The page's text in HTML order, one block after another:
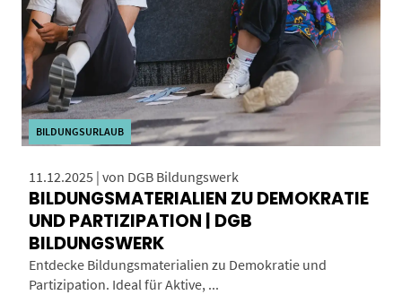
BILDUNGSURLAUB
11.12.2025 | von DGB Bildungswerk
BILDUNGSMATERIALIEN ZU DEMOKRATIE
UND PARTIZIPATION | DGB
BILDUNGSWERK
Entdecke Bildungsmaterialien zu Demokratie und
Partizipation. Ideal für Aktive, ...